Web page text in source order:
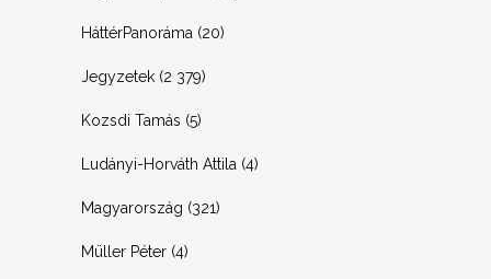
HáttérPanoráma (20)
Jegyzetek (2 379)
Kozsdi Tamás (5)
Ludányi-Horváth Attila (4)
Magyarország (321)
Müller Péter (4)